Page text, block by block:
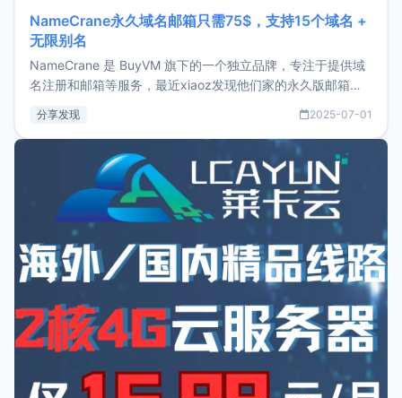
NameCrane永久域名邮箱只需75$，支持15个域名 +
无限别名
NameCrane 是 BuyVM 旗下的一个独立品牌，专注于提供域
名注册和邮箱等服务，最近xiaoz发现他们家的永久版邮箱服
又实惠的域名邮箱，不妨尝试一下 NameCrane。注册
NameCraneNameCrane不支持直接注册，必须要购买
分享发现 2025-07-01